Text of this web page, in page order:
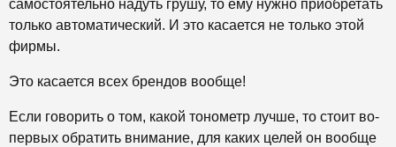
самостоятельно надуть грушу, то ему нужно приобретать
только автоматический. И это касается не только этой
фирмы.
Это касается всех брендов вообще!
Если говорить о том, какой тонометр лучше, то стоит во-
первых обратить внимание, для каких целей он вообще